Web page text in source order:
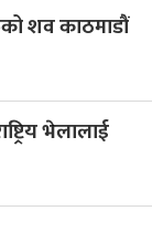
शव काठमाडौं
भेलालाई